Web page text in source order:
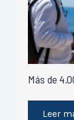
Más de
Leer